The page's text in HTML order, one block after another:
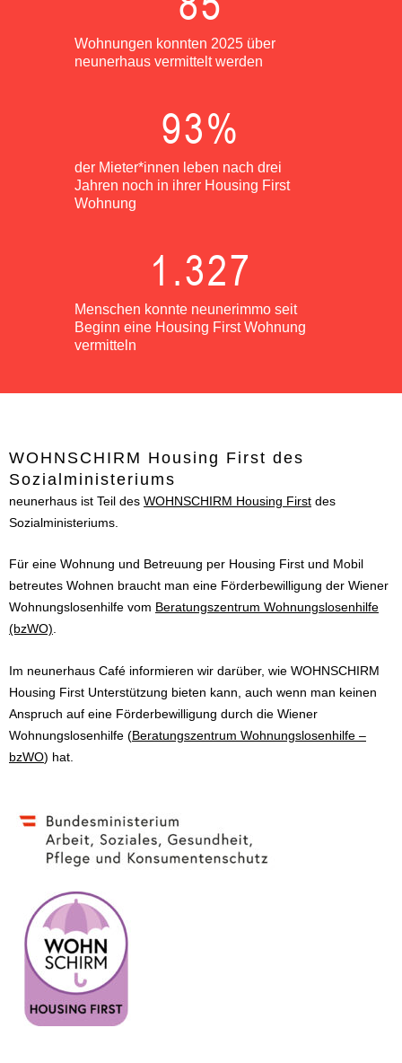
Wohnungen konnten 2025 über
neunerhaus vermittelt werden
der Mieter*innen leben nach drei
Jahren noch in ihrer Housing First
Wohnung
93%
Menschen konnte neunerimmo seit
Beginn eine Housing First Wohnung
vermitteln
1.327
WOHNSCHIRM Housing First des
Sozialministeriums
neunerhaus ist Teil des WOHNSCHIRM Housing First des
Sozialministeriums.
Für eine Wohnung und Betreuung per Housing First und Mobil
betreutes Wohnen braucht man eine Förderbewilligung der Wiener
Wohnungslosenhilfe vom Beratungszentrum Wohnungslosenhilfe
(bzWO)
Im neunerhaus Café informieren wir darüber, wie WOHNSCHIRM
Housing First Unterstützung bieten kann, auch wenn man keinen
Anspruch auf eine Förderbewilligung durch die Wiener
Wohnungslosenhilfe (Beratungszentrum Wohnungslosenhilfe –
bzWO) hat.